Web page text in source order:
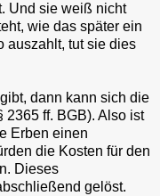
Und sie weiß nicht
wie das später ein
auszahlt, tut sie dies
dann kann sich die
2365 ff. BGB). Also ist
Erben einen
die Kosten für den
Dieses
gelöst.